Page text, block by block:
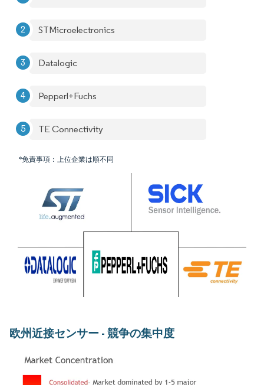
STMicroelectronics
Datalogic
Pepperl+Fuchs
TE Connectivity
*免責事項：上位企業は順不同
欧州近接センサー - 競争の集中度